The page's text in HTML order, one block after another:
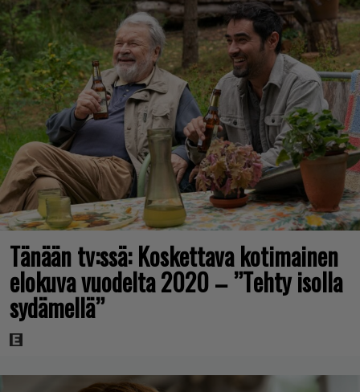
Tänään tv:ssä: Koskettava kotimainen
elokuva vuodelta 2020 – ”Tehty isolla
sydämellä”